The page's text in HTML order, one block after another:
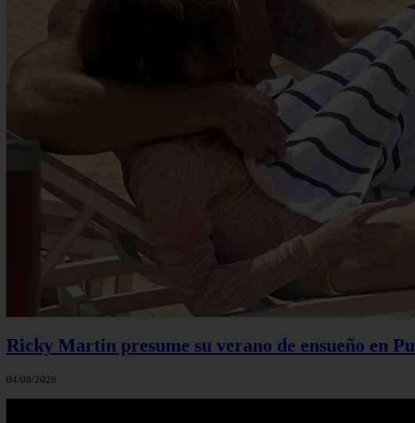
Ricky Martin presume su verano de ensueño en
04/08/2026